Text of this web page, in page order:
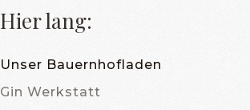
Hier lang:
Unser Bauernhofladen
Gin Werkstatt